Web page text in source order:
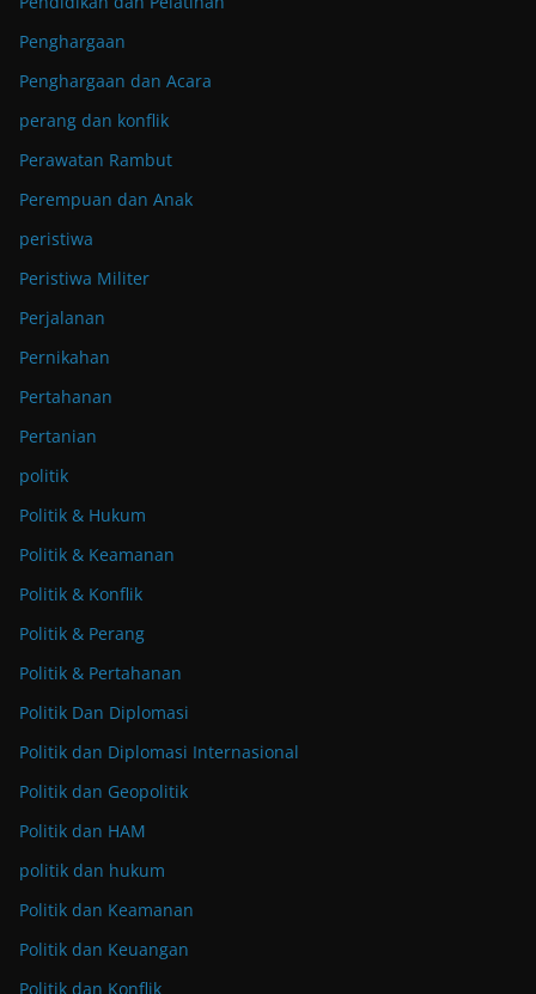
Penghargaan
Penghargaan dan Acara
perang dan konflik
Perawatan Rambut
Perempuan dan Anak
peristiwa
Peristiwa Militer
Perjalanan
Pernikahan
Pertahanan
Pertanian
politik
Politik & Hukum
Politik & Keamanan
Politik & Konflik
Politik & Perang
Politik & Pertahanan
Politik Dan Diplomasi
Politik dan Diplomasi Internasional
Politik dan Geopolitik
Politik dan HAM
politik dan hukum
Politik dan Keamanan
Politik dan Keuangan
Politik dan Konflik